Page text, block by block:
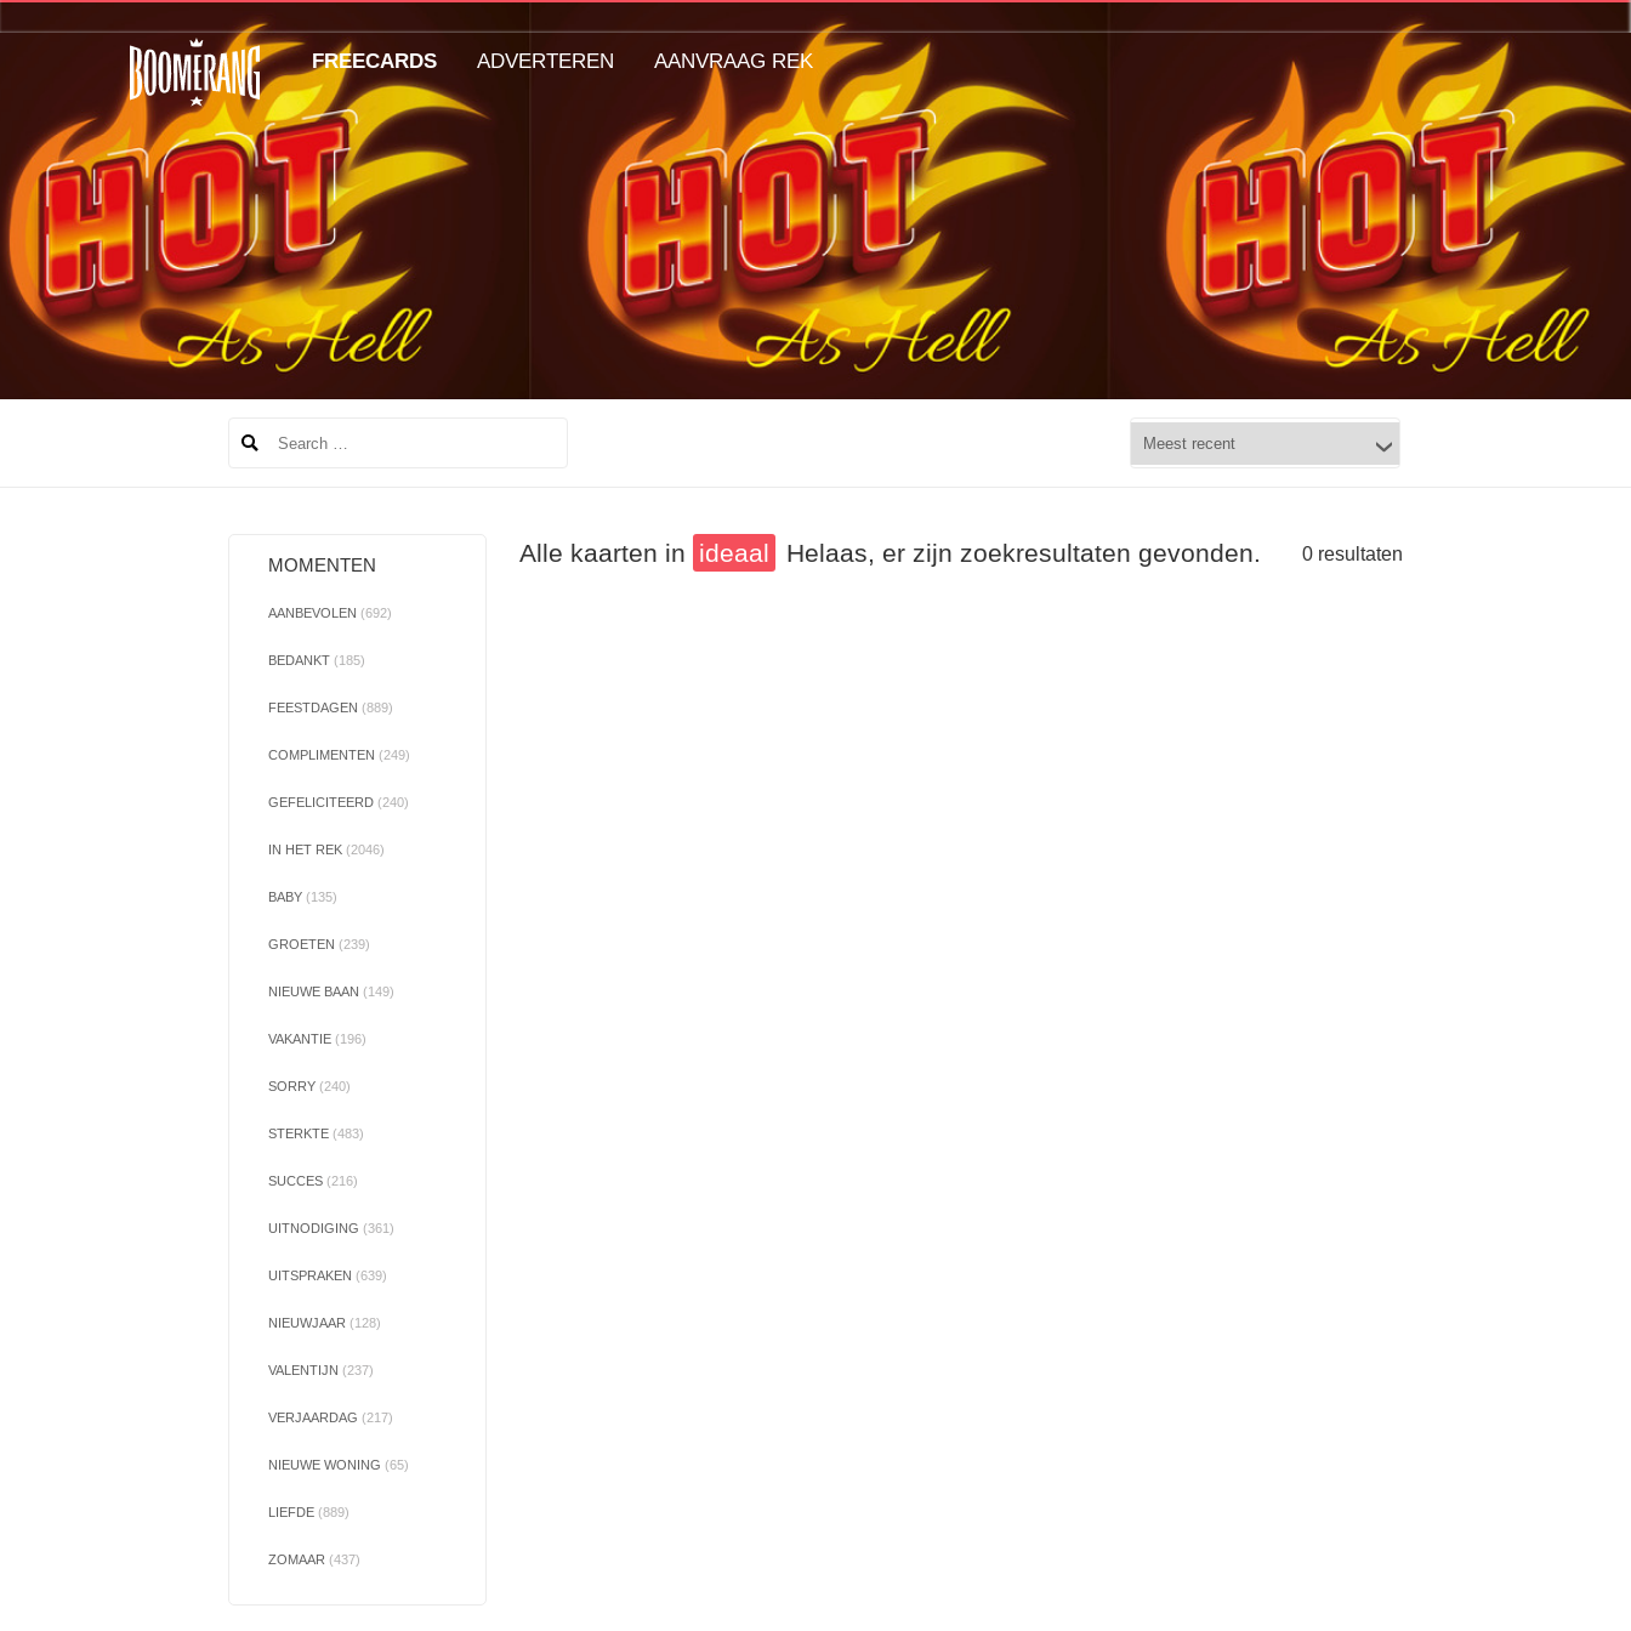
MOMENTEN
AANBEVOLEN (692)
BEDANKT (185)
FEESTDAGEN (889)
COMPLIMENTEN (249)
GEFELICITEERD (240)
IN HET REK (2046)
BABY (135)
GROETEN (239)
NIEUWE BAAN (149)
VAKANTIE (196)
SORRY (240)
STERKTE (483)
SUCCES (216)
UITNODIGING (361)
UITSPRAKEN (639)
NIEUWJAAR (128)
VALENTIJN (237)
VERJAARDAG (217)
NIEUWE WONING (65)
LIEFDE (889)
ZOMAAR (437)
Alle kaarten in ideaal 0 resultaten
Helaas, er zijn zoekresultaten gevonden.
FREECARDS ADVERTEREN AANVRAAG REK